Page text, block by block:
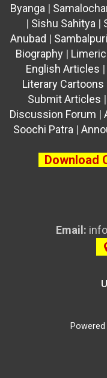
Byanga |
| Sishu Sahitya |
Anubad | Sambalpuri
Biography|
English Articles |
Literary Cartoons
Submit Articles |
Discussion Forum |
Soochi Patra |
Download
Email:
Powered